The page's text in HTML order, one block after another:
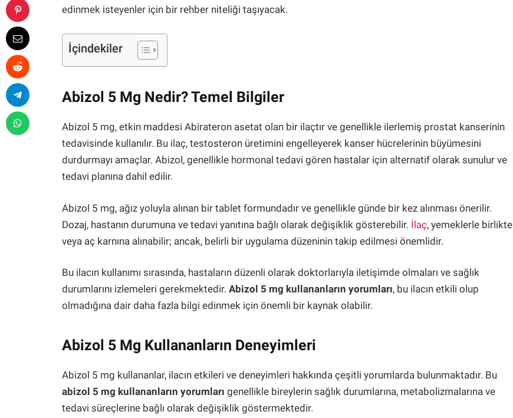
edinmek isteyenler için bir rehber niteliği taşıyacak.
İçindekiler
Abizol 5 Mg Nedir? Temel Bilgiler
Abizol 5 mg, etkin maddesi Abirateron asetat olan bir ilaçtır ve genellikle ilerlemiş prostat kanserinin
tedavisinde kullanılır. Bu ilaç, testosteron üretimini engelleyerek kanser hücrelerinin büyümesini
durdurmayı amaçlar. Abizol, genellikle hormonal tedavi gören hastalar için alternatif olarak sunulur ve
tedavi planına dahil edilir.
Abizol 5 mg, ağız yoluyla alınan bir tablet formundadır ve genellikle günde bir kez alınması önerilir.
Dozaj, hastanın durumuna ve tedavi yanıtına bağlı olarak değişiklik gösterebilir. İlaç, yemeklerle birlikte
veya aç karnına alınabilir; ancak, belirli bir uygulama düzeninin takip edilmesi önemlidir.
Bu ilacın kullanımı sırasında, hastaların düzenli olarak doktorlarıyla iletişimde olmaları ve sağlık
durumlarını izlemeleri gerekmektedir.Abizol 5 mg kullananların yorumları, bu ilacın etkili olup
olmadığına dair daha fazla bilgi edinmek için önemli bir kaynak olabilir.
Abizol 5 Mg Kullananların Deneyimleri
Abizol 5 mg kullananlar, ilacın etkileri ve deneyimleri hakkında çeşitli yorumlarda bulunmaktadır. Bu
abizol 5 mg kullananların yorumları genellikle bireylerin sağlık durumlarına, metabolizmalarına ve
tedavi süreçlerine bağlı olarak değişiklik göstermektedir.